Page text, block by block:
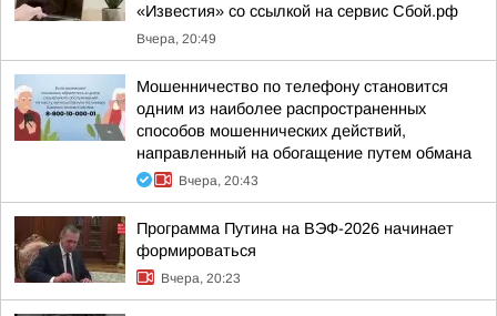
«Известия» со ссылкой на сервис Сбой.рф
Вчера, 20:49
Мошенничество по телефону становится
одним из наиболее распространенных
способов мошеннических действий,
направленный на обогащение путем обмана
Вчера, 20:43
Программа Путина на ВЭФ-2026 начинает
формироваться
Вчера, 20:23